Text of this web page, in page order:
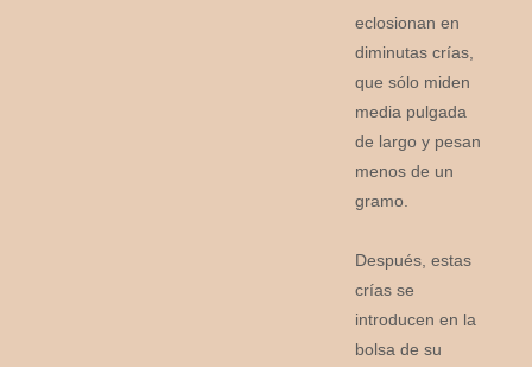
eclosionan en
diminutas crías,
que sólo miden
media pulgada
de largo y pesan
menos de un
gramo.
Después, estas
crías se
introducen en la
bolsa de su